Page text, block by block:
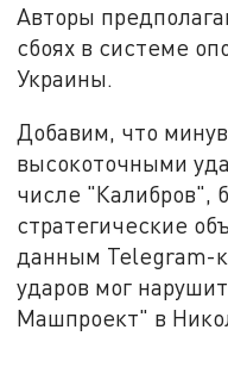
Авторы
сбоях в системе
Украины.
Добавим, что
высокоточными
числе "Калибров",
стратегические
данным Telegram-
ударов мог
Машпроект" в